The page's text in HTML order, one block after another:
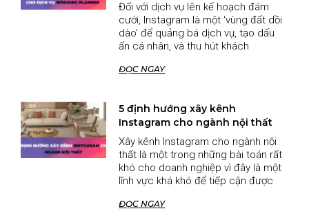
Đối với dịch vụ lên kế hoạch đám
cưới, Instagram là một ‘vùng đất dồi
dào’ để quảng bá dịch vụ, tạo dấu
ấn cá nhân, và thu hút khách
ĐỌC NGAY
5 định hướng xây kênh
Instagram cho ngành nội thất
Xây kênh Instagram cho ngành nội
thất là một trong những bài toán rất
khó cho doanh nghiệp vì đây là một
lĩnh vực khá khó để tiếp cận được
ĐỌC NGAY